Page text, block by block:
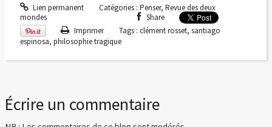
Lien permanent Catégories : Penser, Revue des deux
mondes
Share
Imprimer
Tags : clément rosset, santiago
espinosa, philosophie tragique
Écrire un commentaire